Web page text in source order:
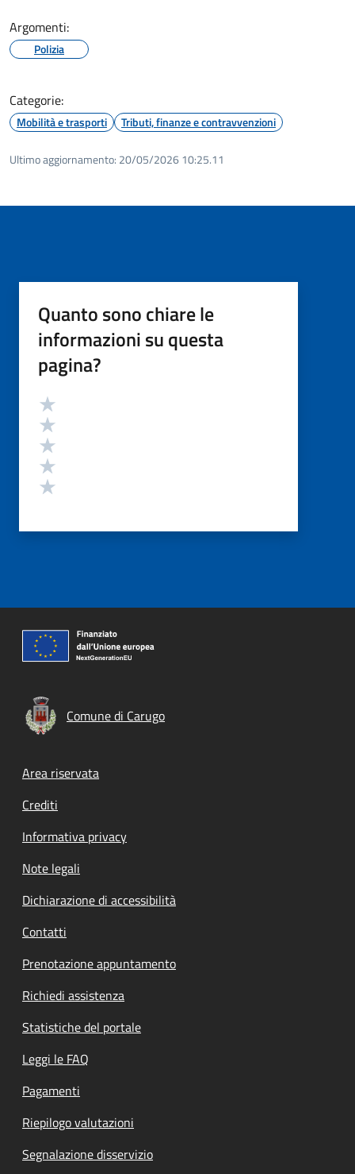
Argomenti:
Polizia
Categorie:
Mobilità e trasporti Tributi, finanze e contravvenzioni
Ultimo aggiornamento: 20/05/2026 10:25.11
Quanto sono chiare le
informazioni su questa
pagina?
Valutazione
Comune di Carugo
Footer menu
Area riservata
Crediti
Informativa privacy
Note legali
Dichiarazione di accessibilità
Contatti
Prenotazione appuntamento
Richiedi assistenza
Statistiche del portale
Leggi le FAQ
Pagamenti
Riepilogo valutazioni
Segnalazione disservizio